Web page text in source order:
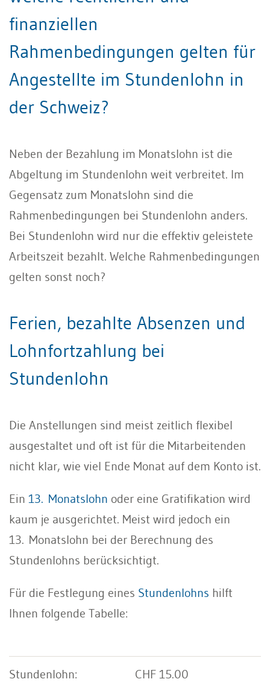
finanziellen
Rahmenbedingungen gelten für
Angestellte im Stundenlohn in
der Schweiz?
Neben der Bezahlung im Monatslohn ist die
Abgeltung im Stundenlohn weit verbreitet. Im
Gegensatz zum Monatslohn sind die
Rahmenbedingungen bei Stundenlohn anders.
Bei Stundenlohn wird nur die effektiv geleistete
Arbeitszeit bezahlt. Welche Rahmenbedingungen
gelten sonst noch?
Ferien, bezahlte Absenzen und
Lohnfortzahlung bei
Stundenlohn
Die Anstellungen sind meist zeitlich flexibel
ausgestaltet und oft ist für die Mitarbeitenden
nicht klar, wie viel Ende Monat auf dem Konto ist.
Ein 13. Monatslohn oder eine Gratifikation wird
kaum je ausgerichtet. Meist wird jedoch ein
13. Monatslohn bei der Berechnung des
Stundenlohns berücksichtigt.
Für die Festlegung eines Stundenlohns hilft
Ihnen folgende Tabelle:
CHF 15.00